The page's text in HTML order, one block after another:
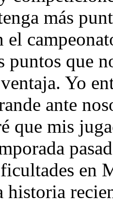
más
el
puntos que
Yo
ante
que mis
en
historia